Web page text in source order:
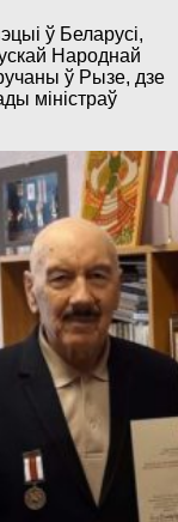
ў Беларусі,
Народнай
ў Рызе, дзе
міністраў